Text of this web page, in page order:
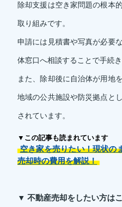
除却支援は空き家問題の根本
取り組みです。
申請には見積書や写真が必要
体窓口へ相談することで手続
また、除却後に自治体が用地
地域の公共施設や防災拠点と
されています。
▼この記事も読まれています
空き家を売りたい！現状の
売却時の費用を解説！
▼ 不動産売却をしたい方は